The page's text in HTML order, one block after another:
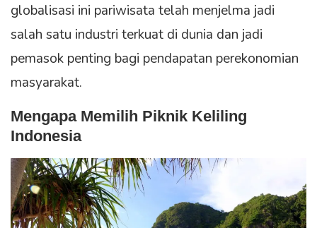
globalisasi ini pariwisata telah menjelma jadi
salah satu industri terkuat di dunia dan jadi
pemasok penting bagi pendapatan perekonomian
masyarakat.
Mengapa Memilih Piknik Keliling
Indonesia